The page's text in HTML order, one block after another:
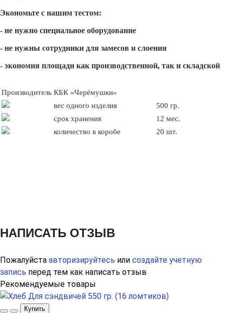
Экономьте с нашим тестом:
- не нужно специальное оборудование
- не нужны сотрудники для замесов и слоения
- экономия площади как производственной, так и складской
Производитель КБК «Черёмушки»
вес одного изделия
500 гр.
срок хранения
12 мес.
количество в коробе
20 шт.
НАПИСАТЬ ОТЗЫВ
Пожалуйста авторизируйтесь или создайте учетную
запись перед тем как написать отзыв
Рекомендуемые товары
Купить